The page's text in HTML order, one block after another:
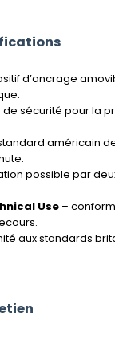
d’ancrage
de sécurité pour la
américain
possible par
Use –
aux standards